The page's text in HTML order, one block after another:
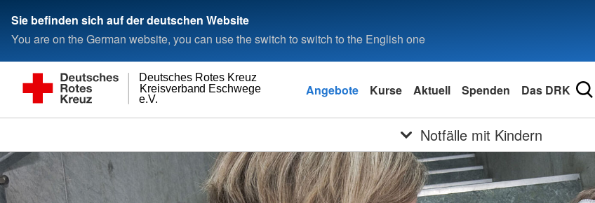
Sie befinden sich auf der deutschen Website
You are on the German website, you can use the switch to switch to the English one
e.V.
Kreisverband Eschwege
Deutsches Rotes Kreuz
Angebote Kurse Aktuell Spenden Das DRK
Notfälle mit Kindern